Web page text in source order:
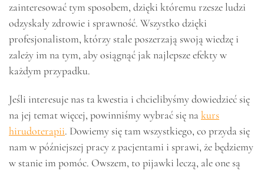
zainteresować tym sposobem, dzięki któremu rzesze ludzi
odzyskały zdrowie i sprawność. Wszystko dzięki
profesjonalistom, którzy stale poszerzają swoją wiedzę i
zależy im na tym, aby osiągnąć jak najlepsze efekty w
każdym przypadku.
Jeśli interesuje nas ta kwestia i chcielibyśmy dowiedzieć się
na jej temat więcej, powinniśmy wybrać się nakurs
hirudoterapii. Dowiemy się tam wszystkiego, co przyda się
nam w późniejszej pracy z pacjentami i sprawi, że będziemy
w stanie im pomóc. Owszem, to pijawki leczą, ale one są